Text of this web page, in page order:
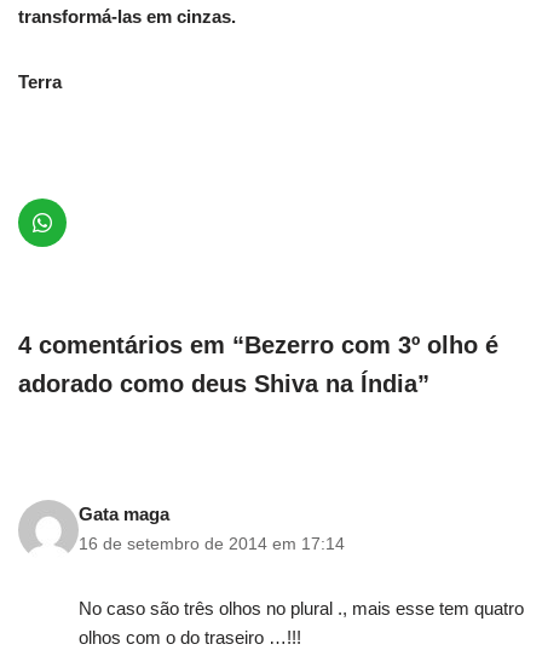
transformá-las em cinzas.
Terra
4 comentários em “Bezerro com 3º olho é
adorado como deus Shiva na Índia”
Gata maga
16 de setembro de 2014 em 17:14
No caso são três olhos no plural ., mais esse tem quatro
olhos com o do traseiro …!!!